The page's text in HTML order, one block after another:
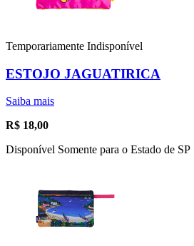
Temporariamente Indisponível
ESTOJO JAGUATIRICA
Saiba mais
R$ 18,00
Disponível Somente para o Estado de SP